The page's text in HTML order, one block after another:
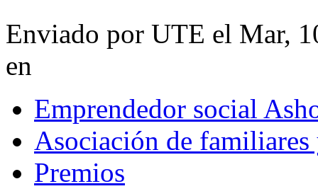
Enviado por UTE el Mar,
en
Emprendedor social
Asociación de
Premios